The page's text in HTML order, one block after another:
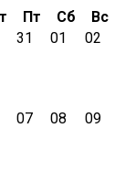
Пт Сб
Вс
31 01 02
07 08 09